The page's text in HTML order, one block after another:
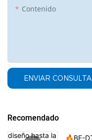
Contenido
ENVIAR
Recomendado
🔥BF-